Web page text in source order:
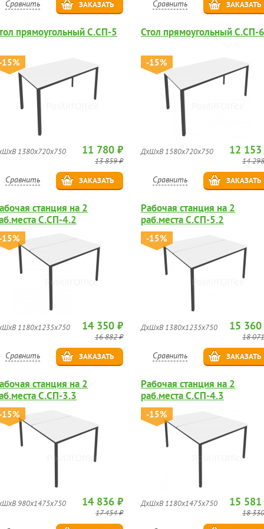
Сравнить ЗАКАЗАТЬ Сравнить ЗАКАЗАТЬ
прямоугольный С.СП-5
15%
1380х720х750 11 780 ₽
13 859 ₽
Сравнить ЗАКАЗАТЬ
Стол прямоугольный С.СП-6
-15%
ДхШхВ 1580х720х750 12
14
Сравнить ЗАКАЗАТЬ
станция на 2
С.СП-4.2
15%
1180х1235х750 14 350 ₽
16 882 ₽
Сравнить ЗАКАЗАТЬ
Рабочая станция на 2
раб.места С.СП-5.2
-15%
ДхШхВ 1380х1235х750 15
18
Сравнить ЗАКАЗАТЬ
станция на 2
С.СП-3.3
15%
980х1475х750 14 836 ₽
17 454 ₽
Рабочая станция на 2
раб.места С.СП-4.3
-15%
ДхШхВ 1180х1475х750 15
18